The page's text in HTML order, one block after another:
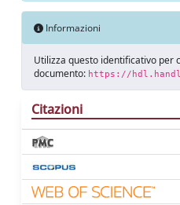
Informazioni
Utilizza questo identificativo per
documento: https://
Citazioni